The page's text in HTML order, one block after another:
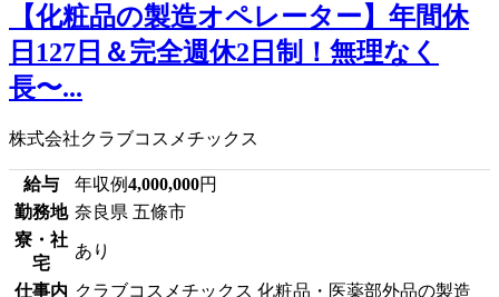
【化粧品の製造オペレーター】年間休
日127日＆完全週休2日制！無理なく
長〜...
株式会社クラブコスメチックス
給与 年収例4,000,000円
勤務地 奈良県 五條市
寮・社
宅
あり
仕事内 クラブコスメチックス 化粧品・医薬部外品の製造